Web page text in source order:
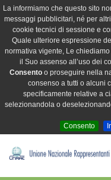
La informiamo che questo sito
messaggi pubblicitari, né per
cookie tecnici di sessione e
Quale ulteriore espressione
normativa vigente, Le
il Suo assenso all’uso dei
Consento o proseguire nella
consenso a tutti o alcuni
specificamente relative a
selezionandola o
Consento